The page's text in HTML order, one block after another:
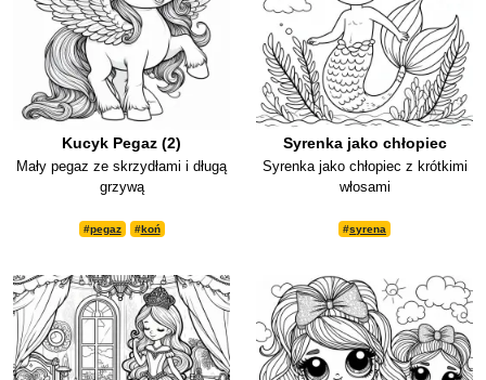
Kucyk Pegaz (2)
Mały pegaz ze skrzydłami i długą
grzywą
#pegaz #koń
Syrenka jako chłopiec
Syrenka jako chłopiec z krótkimi
włosami
#syrena